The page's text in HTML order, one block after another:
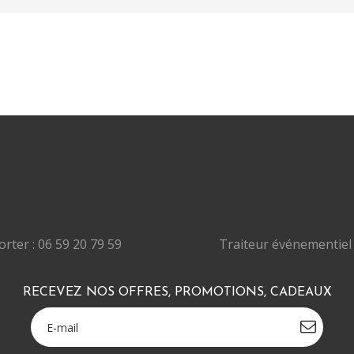
: 06 59 20 79 59 Traiteur événementiel
RECEVEZ NOS OFFRES, PROMOTIONS, CADEAUX